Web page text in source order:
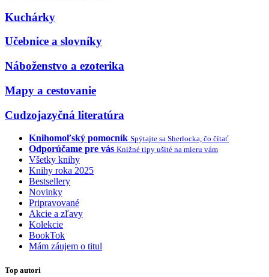
Kuchárky
Učebnice a slovníky
Náboženstvo a ezoterika
Mapy a cestovanie
Cudzojazyčná literatúra
Knihomoľský pomocník Spýtajte sa Sherlocka, čo čítať
Odporúčame pre vás Knižné tipy ušité na mieru vám
Všetky knihy
Knihy roka 2025
Bestsellery
Novinky
Pripravované
Akcie a zľavy
Kolekcie
BookTok
Mám záujem o titul
Top autori